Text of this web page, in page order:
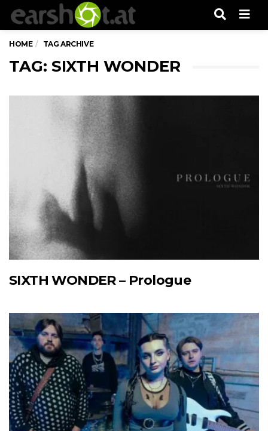
HOME TAG ARCHIVE
TAG: SIXTH WONDER
SIXTH WONDER – Prologue